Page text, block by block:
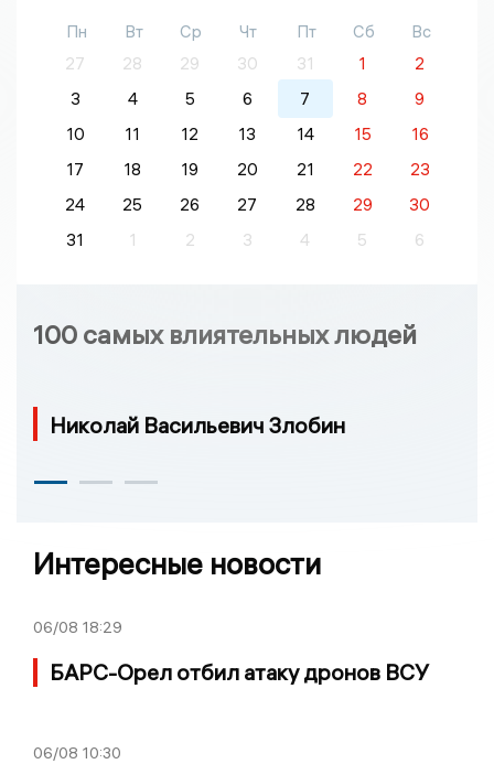
Пн Вт Ср Чт Пт Сб
Вс
27
28 29 30 31 1
2
3
4 5 6 7 8
9
10
11 12 13 14 15
16
17
18 19 20 21 22
23
24
25 26 27 28 29
30
31
1 2 3 4 5 6
100 самых влиятельных людей
Николай Васильевич Злобин
Интересные новости
06/08 18:29
БАРС-Орел отбил атаку дронов ВСУ
06/08 10:30